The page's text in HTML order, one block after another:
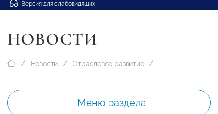
Версия для слабовидящих
НОВОСТИ
Новости Отраслевое развитие
Меню раздела